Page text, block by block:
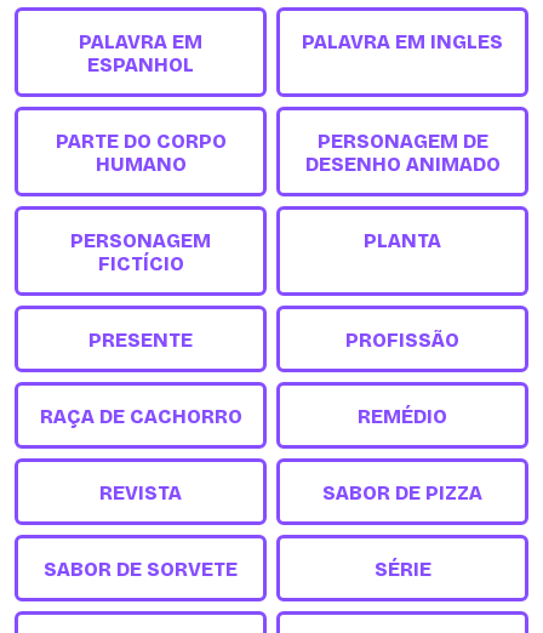
PALAVRA EM
ESPANHOL
PALAVRA EM INGLES
PARTE DO CORPO
HUMANO
PERSONAGEM DE
DESENHO ANIMADO
PERSONAGEM
FICTÍCIO
PLANTA
PRESENTE PROFISSÃO
RAÇA DE CACHORRO REMÉDIO
REVISTA SABOR DE PIZZA
SABOR DE SORVETE SÉRIE